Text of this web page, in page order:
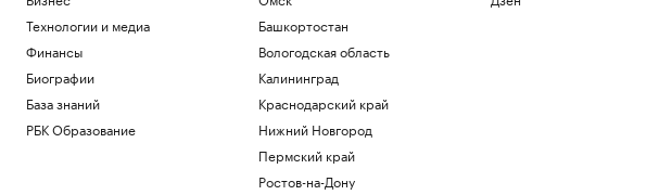
Технологии и медиа
снаряда «в сторону моря»
Политика
В ЮФО зафиксировали самый низкий
уровень строительной инфляции
Технологии и медиа
Финансы
Биографии
База знаний
РБК Образование
Башкортостан
Вологодская область
Калининград
Краснодарский край
Нижний Новгород
Пермский край
Ростов-на-Дону